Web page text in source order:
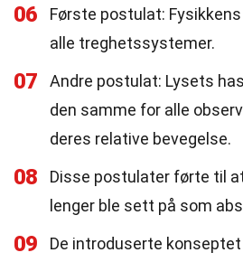
06
Første postulat:
alle treghetssystemer.
07
Andre postulat: Lysets
den samme for alle
deres relative bevegelse.
08
Disse postulater førte til
lenger ble sett på som
09
De introduserte